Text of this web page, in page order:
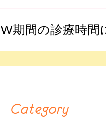
期間の診療時間
Category